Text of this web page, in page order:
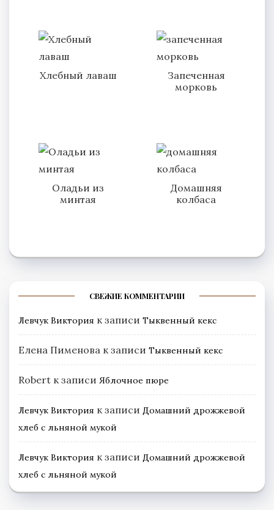
Хлебный лаваш
Запеченная
морковь
Оладьи из
минтая
Домашняя
колбаса
СВЕЖИЕ КОММЕНТАРИИ
Левчук Виктория к записи Тыквенный кекс
Елена Пименова к записи Тыквенный кекс
Robert к записи Яблочное пюре
Левчук Виктория к записи Домашний дрожжевой
хлеб с льняной мукой
Левчук Виктория к записи Домашний дрожжевой
хлеб с льняной мукой